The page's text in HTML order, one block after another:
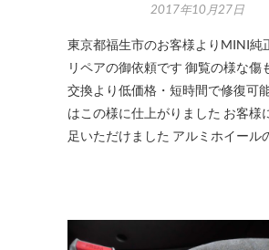
2017年10月27日
東京都福生市のお客様よりMINI純
リペアの御依頼です 御覧の様な傷
交換より低価格・短時間で修復可
はこの様に仕上がりました お客様
足いただけました アルミホイール